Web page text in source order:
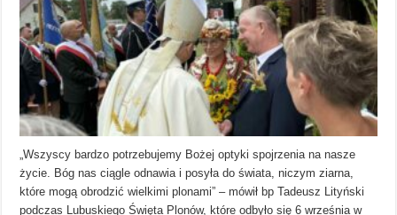
„Wszyscy bardzo potrzebujemy Bożej optyki spojrzenia na nasze
życie. Bóg nas ciągle odnawia i posyła do świata, niczym ziarna,
które mogą obrodzić wielkimi plonami” – mówił bp Tadeusz Lityński
podczas Lubuskiego Święta Plonów, które odbyło się 6 września w